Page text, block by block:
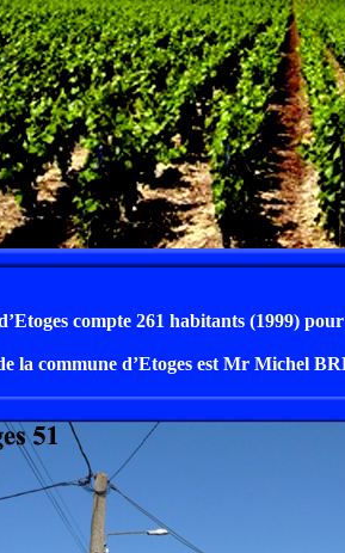
compte 261 habitants (1999)
la commune d’Etoges est Mr Michel